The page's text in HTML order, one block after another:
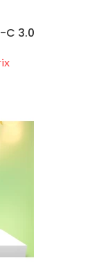
C 3.0